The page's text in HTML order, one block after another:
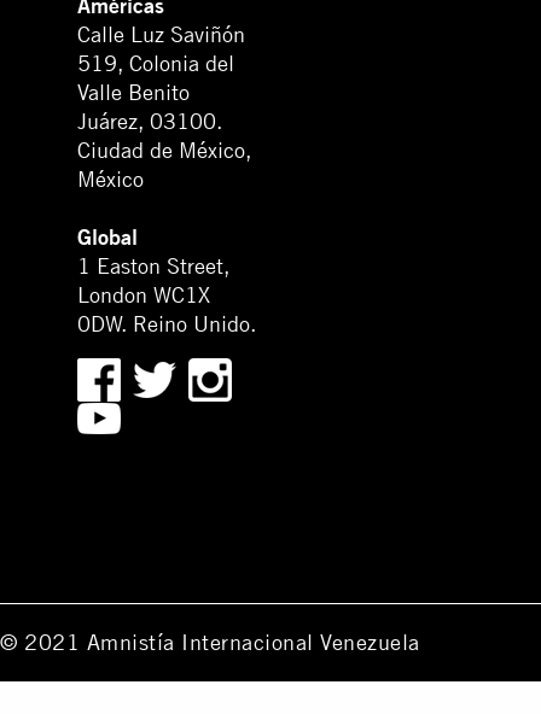
Américas
Calle Luz Saviñón
519, Colonia del
Valle Benito
Juárez, 03100.
Ciudad de México,
México
Global
1 Easton Street,
London WC1X
0DW. Reino Unido.
© 2021 Amnistía Internacional Venezuela